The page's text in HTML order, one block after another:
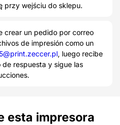
przy wejściu do sklepu.
crear un pedido por correo
de impresión como un
, luego recibe
respuesta y sigue las
esta impresora